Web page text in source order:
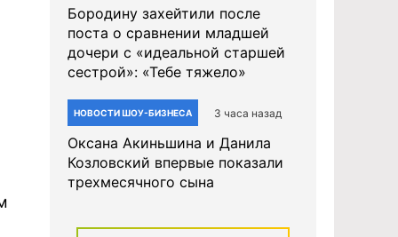
Бородину захейтили после
поста о сравнении младшей
дочери с «идеальной старшей
сестрой»: «Тебе тяжело»
НОВОСТИ ШОУ-БИЗНЕСА 3 часа назад
Оксана Акиньшина и Данила
Козловский впервые показали
трехмесячного сына